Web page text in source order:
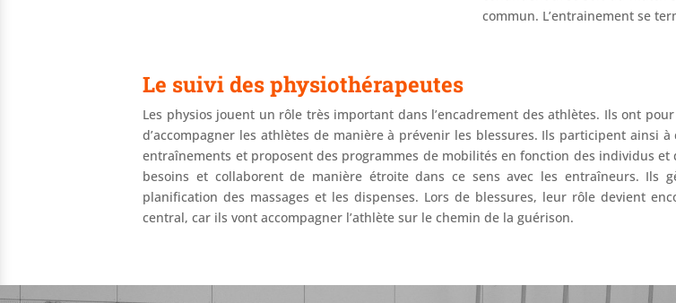
commun. L’entrainement se
Le suivi des physiothérapeutes
Les physios jouent un rôle très important dans l’encadrement des athlètes. Ils ont
d’accompagner les athlètes de manière à prévenir les blessures. Ils participent ainsi à
entraînements et proposent des programmes de mobilités en fonction des individus et
besoins et collaborent de manière étroite dans ce sens avec les entraîneurs. Ils
planification des massages et les dispenses. Lors de blessures, leur rôle devient
central, car ils vont accompagner l’athlète sur le chemin de la guérison.